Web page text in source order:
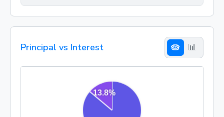
Principal vs Interest 🥧 📊